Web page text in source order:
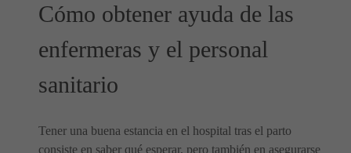
Cómo obtener ayuda de las
enfermeras y el personal
sanitario
Tener una buena estancia en el hospital tras el parto
consiste en saber qué esperar, pero también en asegurarse